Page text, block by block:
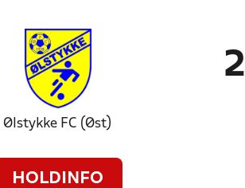
Ølstykke FC (Øst)
HOLDINFO
2